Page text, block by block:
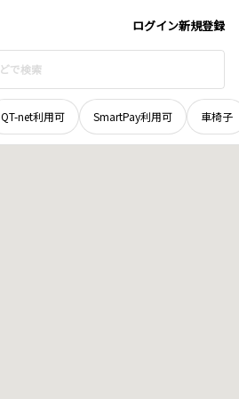
ログイン新規登録
QT-net利用可 SmartPay利用可 車椅子